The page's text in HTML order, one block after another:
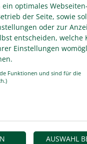
am
optimales
der Seite, sowie
oder zur
entscheiden, welche
Einstellungen
Funktionen und sind für die
AUSWAHL